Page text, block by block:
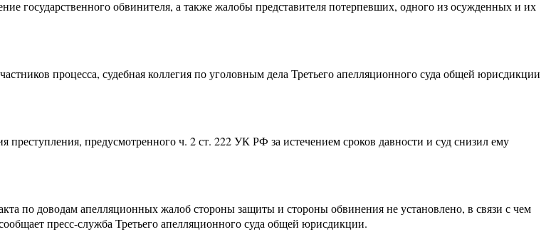
государственного обвинителя, а также жалобы представителя потерпевших, одного из осужденных и их
процесса, судебная коллегия по уголовным дела Третьего апелляционного суда общей юрисдикции
предусмотренного ч. 2 ст. 222 УК РФ за истечением сроков давности и суд снизил ему
по доводам апелляционных жалоб стороны защиты и стороны обвинения не установлено, в связи с чем
пресс-служба Третьего апелляционного суда общей юрисдикции.